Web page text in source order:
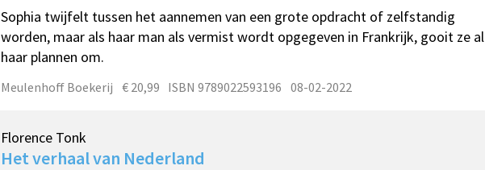
Sophia twijfelt tussen het aannemen van een grote opdracht of zelfstandig
worden, maar als haar man als vermist wordt opgegeven in Frankrijk, gooit ze al
haar plannen om.
Meulenhoff Boekerij € 20,99 ISBN 9789022593196 08-02-2022
Florence Tonk
Het verhaal van Nederland